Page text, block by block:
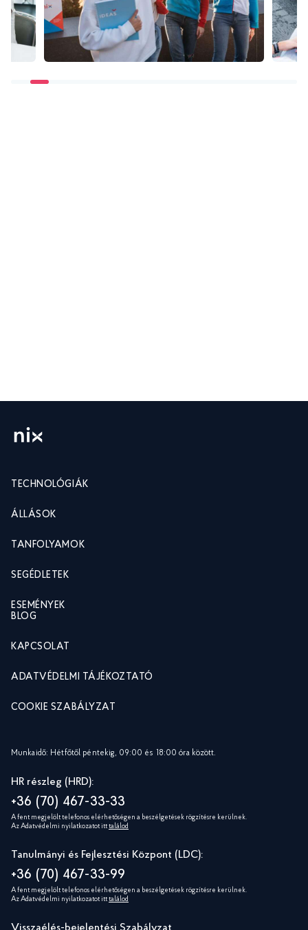
TECHNOLÓGIÁK
ÁLLÁSOK
TANFOLYAMOK
SEGÉDLETEK
ESEMÉNYEK
BLOG
KAPCSOLAT
ADATVÉDELMI TÁJÉKOZTATÓ
COOKIE SZABÁLYZAT
Munkaidő: Hétfőtől péntekig, 09:00 és 18:00 óra között.
HR részleg (HRD):
+36 (70) 467-33-33
A fent megjelölt telefonos elérhetőségen a beszélgetések rögzítésre kerülnek.
Az Adatvédelmi nyilatkozatot itt találod
Tanulmányi és Fejlesztési Központ (LDC):
+36 (70) 467-33-99
A fent megjelölt telefonos elérhetőségen a beszélgetések rögzítésre kerülnek.
Az Adatvédelmi nyilatkozatot itt találod